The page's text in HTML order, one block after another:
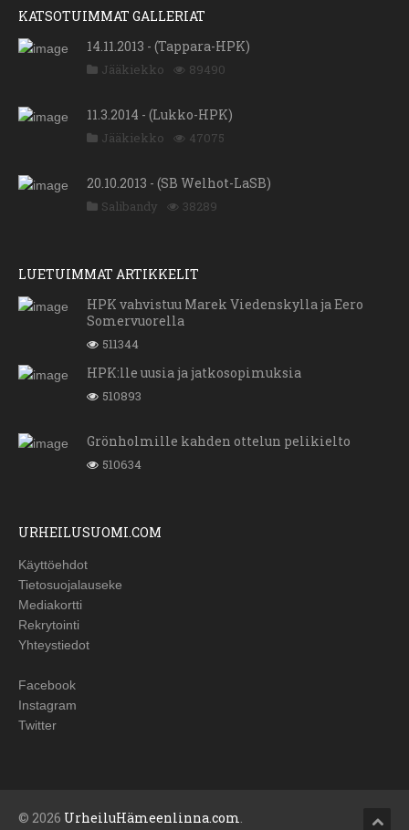
KATSOTUIMMAT GALLERIAT
14.11.2013 - (Tappara-HPK)
Jääkiekko 89490
11.3.2014 - (Lukko-HPK)
Jääkiekko 47075
20.10.2013 - (SB Welhot-LaSB)
Salibandy 38289
LUETUIMMAT ARTIKKELIT
HPK vahvistuu Marek Viedenskylla ja Eero
Somervuorella
511344
HPK:lle uusia ja jatkosopimuksia
510893
Grönholmille kahden ottelun pelikielto
510634
URHEILUSUOMI.COM
Käyttöehdot
Tietosuojalauseke
Mediakortti
Rekrytointi
Yhteystiedot
Facebook
Instagram
Twitter
© 2026 UrheiluHämeenlinna.com